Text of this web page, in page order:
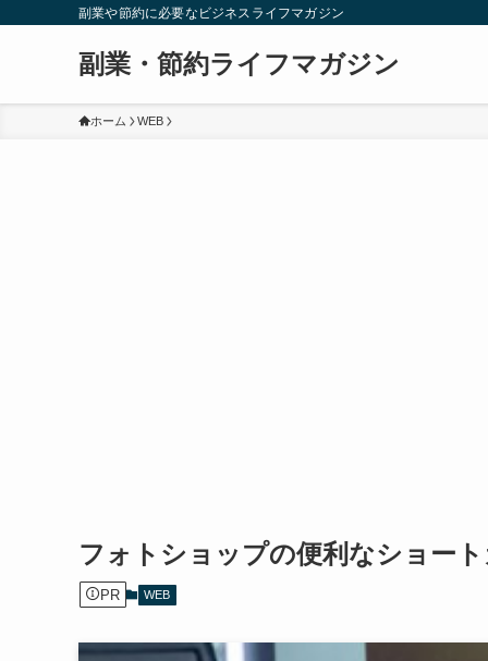
副業や節約に必要なビジネスライフマガジン
副業・節約ライフマガジン
ホーム WEB
フォトショップの便利なショー
PR WEB